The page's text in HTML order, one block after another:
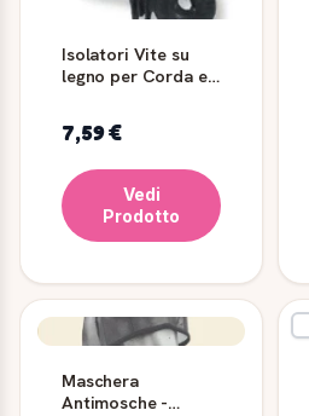
Isolatori Vite su
legno per Corda e
7,59 €
Vedi
Prodotto
Maschera
Antimosche -